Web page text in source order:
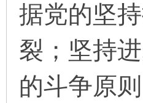
据党的坚
裂；坚持
的斗争原